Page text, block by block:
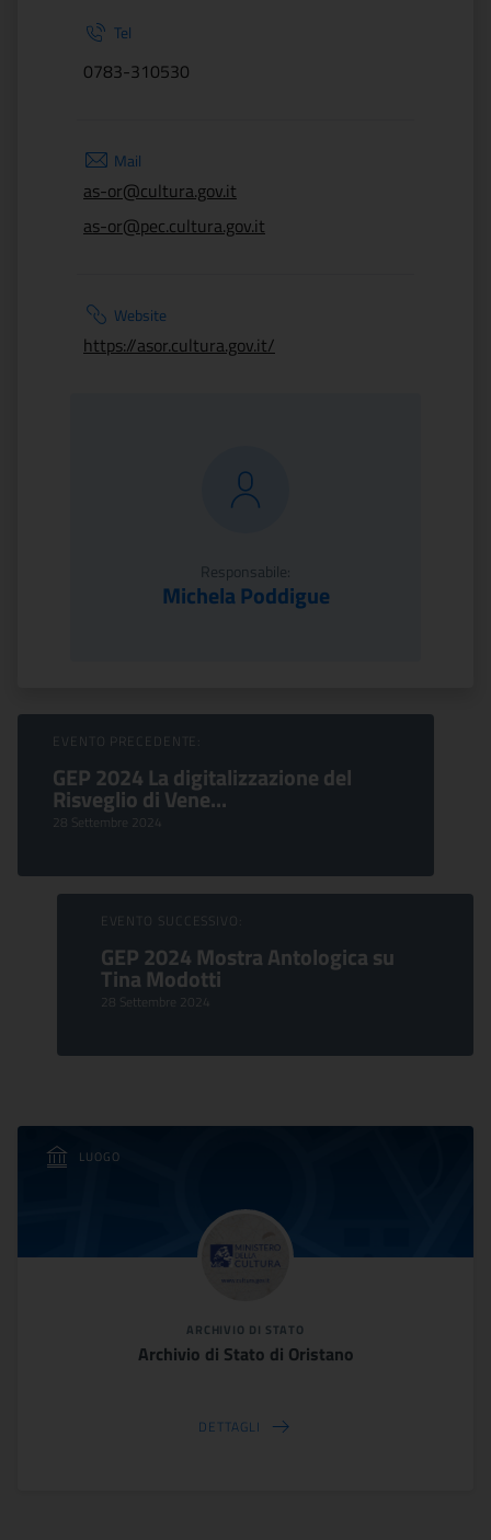
Tel
0783-310530
Mail
as-or@cultura.gov.it
as-or@pec.cultura.gov.it
Website
https://asor.cultura.gov.it/
Responsabile:
Michela Poddigue
Sfoglia Eventi
EVENTO PRECEDENTE:
GEP 2024 La digitalizzazione del
Risveglio di Vene...
28 Settembre 2024
EVENTO SUCCESSIVO:
GEP 2024 Mostra Antologica su
Tina Modotti
28 Settembre 2024
LUOGO
ARCHIVIO DI STATO
Archivio di Stato di Oristano
DETTAGLI